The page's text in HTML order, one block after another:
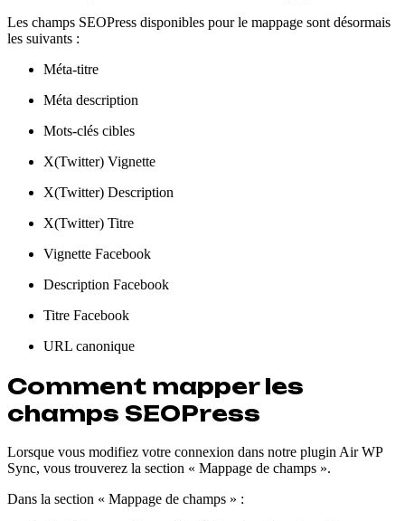
Les champs SEOPress disponibles pour le mappage sont désormais
les suivants :
Méta-titre
Méta description
Mots-clés cibles
X(Twitter) Vignette
X(Twitter) Description
X(Twitter) Titre
Vignette Facebook
Description Facebook
Titre Facebook
URL canonique
Comment mapper les
champs SEOPress
Lorsque vous modifiez votre connexion dans notre plugin Air WP
Sync, vous trouverez la section « Mappage de champs ».
Dans la section « Mappage de champs » :